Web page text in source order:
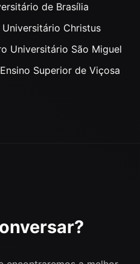
de Brasília
Universitário Christus
Universitário São Miguel
Superior de Viçosa